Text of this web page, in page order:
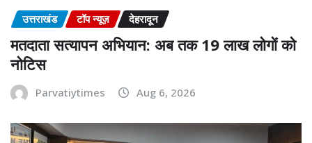
उत्तराखंड टॉप न्यूज़ देहरादून
मतदाता सत्यापन अभियान: अब तक 19 लाख लोगों को
नोटिस
Parvatiytimes Aug 6, 2026